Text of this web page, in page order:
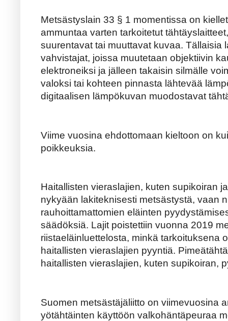
Metsästyslain 33 § 1 momentissa on
ammuntaa varten tarkoitetut
suurentavat tai muuttavat kuvaa. Tällaisia
vahvistajat, joissa muutetaan objektiivin
elektroneiksi ja jälleen takaisin silmälle
valoksi tai kohteen pinnasta lähtevää
digitaalisen lämpökuvan muodostavat
Viime vuosina ehdottomaan kieltoon on
poikkeuksia.
Haitallisten vieraslajien, kuten supikoiran
nykyään lakiteknisesti metsästystä, vaan
rauhoittamattomien eläinten
säädöksiä. Lajit poistettiin vuonna 2019
riistaeläinluettelosta, minkä tarkoituksena
haitallisten vieraslajien pyyntiä.
haitallisten vieraslajien, kuten supikoiran,
Suomen metsästäjäliitto on viimevuosina
yötähtäinten käyttöön valkohäntäpeuraa